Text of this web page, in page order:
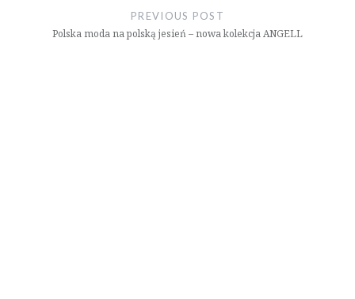
PREVIOUS POST
Polska moda na polską jesień – nowa kolekcja ANGELL